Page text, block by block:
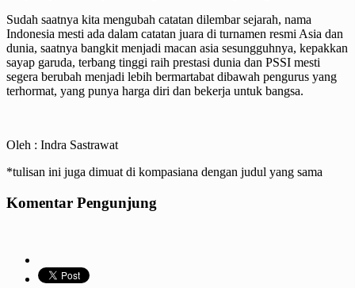
Sudah saatnya kita mengubah catatan dilembar sejarah, nama
Indonesia mesti ada dalam catatan juara di turnamen resmi Asia dan
dunia, saatnya bangkit menjadi macan asia sesungguhnya, kepakkan
sayap garuda, terbang tinggi raih prestasi dunia dan PSSI mesti
segera berubah menjadi lebih bermartabat dibawah pengurus yang
terhormat, yang punya harga diri dan bekerja untuk bangsa.
Oleh : Indra Sastrawat
*tulisan ini juga dimuat di kompasiana dengan judul yang sama
Komentar Pengunjung